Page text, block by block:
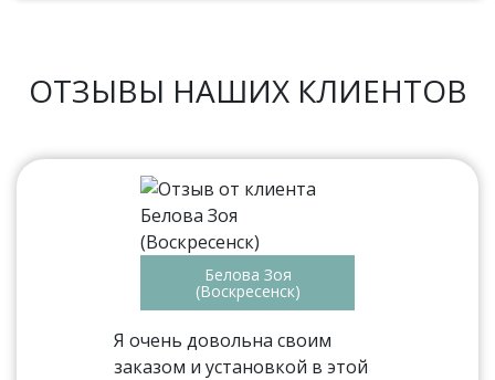
ОТЗЫВЫ НАШИХ КЛИЕНТОВ
Белова Зоя
(Воскресенск)
Я очень довольна своим
заказом и установкой в этой